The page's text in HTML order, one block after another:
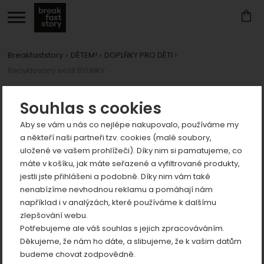
Souhlas s cookies
Aby se vám u nás co nejlépe nakupovalo, používáme my
a někteří naši partneři tzv. cookies (malé soubory,
uložené ve vašem prohlížeči). Díky nim si pamatujeme, co
máte v košíku, jak máte seřazené a vyfiltrované produkty,
jestli jste přihlášeni a podobně. Díky nim vám také
nenabízíme nevhodnou reklamu a pomáhají nám
například i v analýzách, které používáme k dalšímu
zlepšování webu.
Potřebujeme ale váš souhlas s jejich zpracováváním.
Děkujeme, že nám ho dáte, a slibujeme, že k vašim datům
budeme chovat zodpovědně.
Breakfaststory DĚTEM!
DOPLŇKY PRO DĚTI
Fotografie
předchozí
Zobrazit
Zobrazit
Zobrazit
Zobrazit